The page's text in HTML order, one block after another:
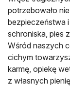
potrzebowało
bezpieczeństwa
schroniska, pies
Wśród naszych
cichym
karmę, opiekę
z własnych